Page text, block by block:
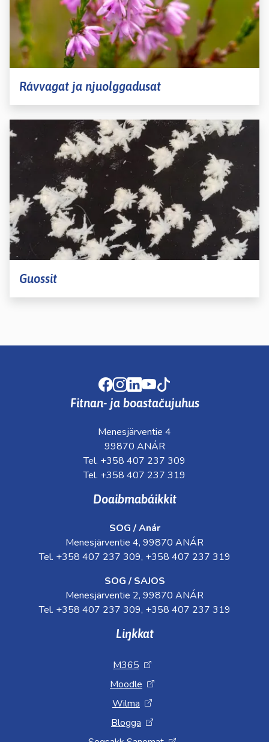
Rávvagat ja njuolggadusat
Guossit
Facebook
Instagram
LinkedIn
Youtube
Fitnan- ja boastačujuhus
Menesjärventie 4
99870 ANÁR
Tel. +358 407 237 309
Tel. +358 407 237 319
Doaibmabáikkit
SOG / Anár
Menesjärventie 4, 99870 ANÁR
Tel. +358 407 237 309, +358 407 237 319
SOG / SAJOS
Menesjärventie 2, 99870 ANÁR
Tel. +358 407 237 309, +358 407 237 319
Liŋkkat
M365
Moodle
Wilma
Blogga